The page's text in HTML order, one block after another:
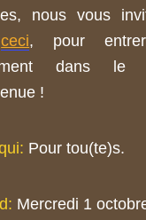
nous vous
ceci, pour
dans le
!
Pour tou(te)s.
Mercredi 1